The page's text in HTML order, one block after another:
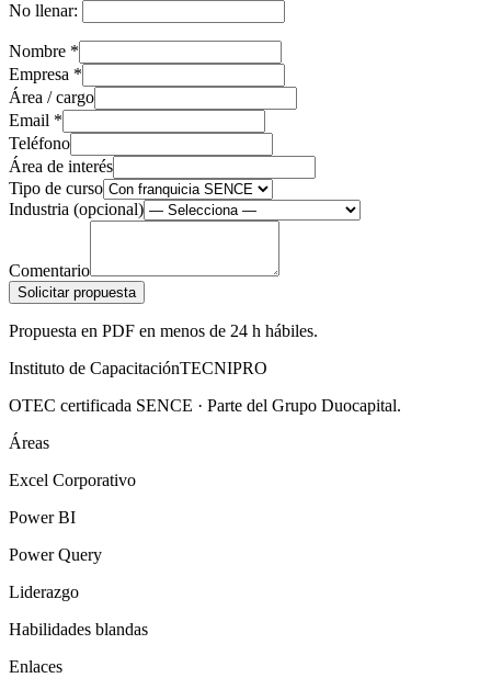
No llenar:
Nombre *
Empresa *
Área / cargo
Email *
Teléfono
Área de interés
Tipo de curso
Industria (opcional)
Comentario
Solicitar propuesta
Propuesta en PDF en menos de 24 h hábiles.
Instituto de CapacitaciónTECNIPRO
OTEC certificada SENCE · Parte del Grupo Duocapital.
Áreas
Excel Corporativo
Power BI
Power Query
Liderazgo
Habilidades blandas
Enlaces